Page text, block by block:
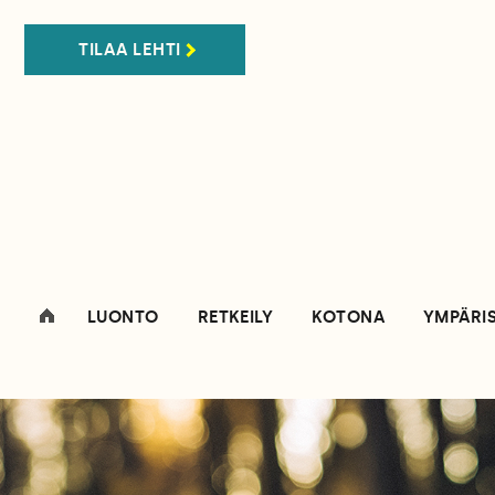
TILAA LEHTI
LUONTO RETKEILY KOTONA